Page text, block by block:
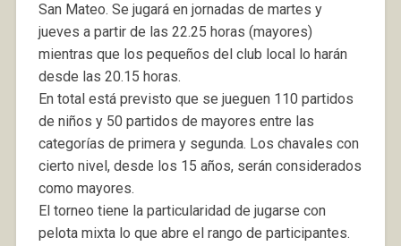
San Mateo. Se jugará en jornadas de martes y
jueves a partir de las 22.25 horas (mayores)
mientras que los pequeños del club local lo harán
desde las 20.15 horas.
En total está previsto que se jueguen 110 partidos
de niños y 50 partidos de mayores entre las
categorías de primera y segunda. Los chavales con
cierto nivel, desde los 15 años, serán considerados
como mayores.
El torneo tiene la particularidad de jugarse con
pelota mixta lo que abre el rango de participantes.